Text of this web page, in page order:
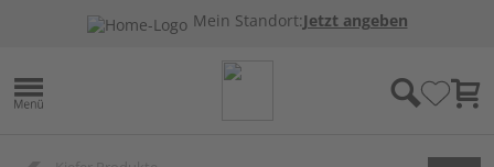
Mein Standort:Jetzt angeben